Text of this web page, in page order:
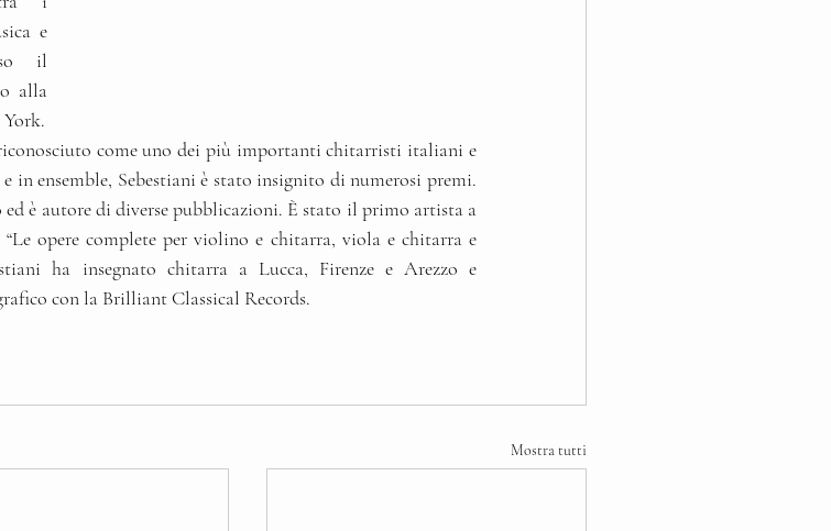
e
il
alla
come uno dei più importanti chitarristi italiani e
in ensemble, Sebestiani è stato insignito di numerosi premi.
è autore di diverse pubblicazioni. È stato il primo artista a
opere complete per violino e chitarra, viola e chitarra e
ha insegnato chitarra a Lucca, Firenze e Arezzo e
con la Brilliant Classical Records.
Mostra tutti